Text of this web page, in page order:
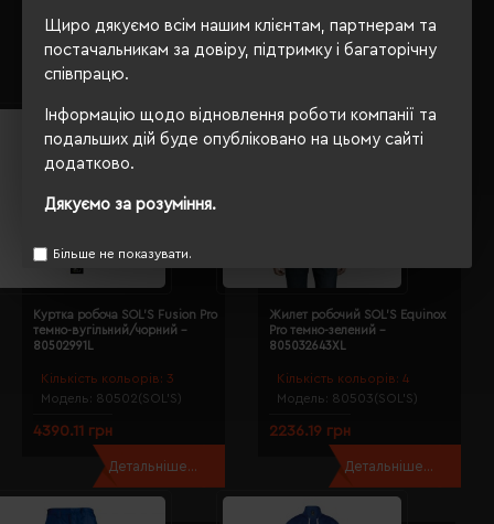
Щиро дякуємо всім нашим клієнтам, партнерам та
постачальникам за довіру, підтримку і багаторічну
співпрацю.
Інформацію щодо відновлення роботи компанії та
подальших дій буде опубліковано на цьому сайті
додатково.
Дякуємо за розуміння.
Більше не показувати.
2255.32 грн
Детальніше...
2386.35 грн
Кількість кольорів: 3
Модель: 80502(SOL’S)
Куртка робоча SOL'S Fusion Pro
темно-вугільний/чорний -
80502991L
4390.11 грн
Детальніше...
Кількість кольорів: 4
Модель: 80503(SOL’S)
Жилет робочий SOL'S Equinox
Pro темно-зелений -
805032643XL
2236.19 грн
Детальніше...